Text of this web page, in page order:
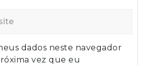
dados neste navegador
vez que eu